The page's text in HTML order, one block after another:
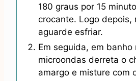
180 graus por 15
crocante. Logo depois,
aguarde esfriar.
Em seguida, em banho
microondas derreta o
amargo e misture com